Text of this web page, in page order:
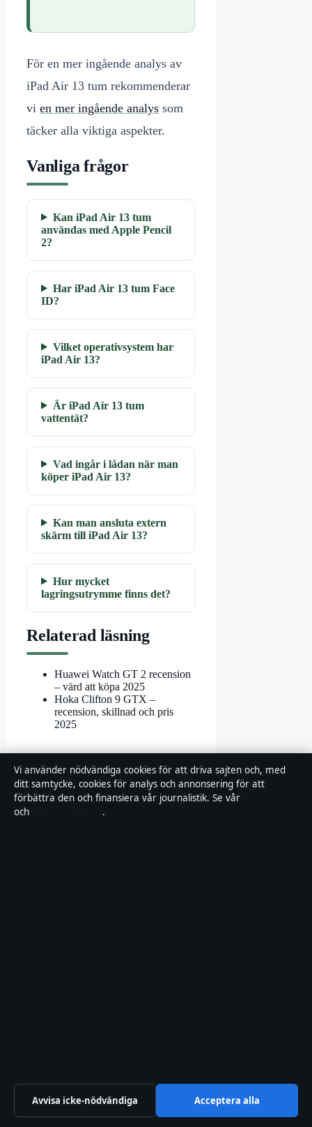
För en mer ingående analys av
iPad Air 13 tum rekommenderar
vi en mer ingående analys som
täcker alla viktiga aspekter.
Vanliga frågor
Kan iPad Air 13 tum
användas med Apple Pencil
2?
Har iPad Air 13 tum Face
ID?
Vilket operativsystem har
iPad Air 13?
Är iPad Air 13 tum
vattentät?
Vad ingår i lådan när man
köper iPad Air 13?
Kan man ansluta extern
skärm till iPad Air 13?
Hur mycket
lagringsutrymme finns det?
Relaterad läsning
Huawei Watch GT 2 recension
– värd att köpa 2025
Hoka Clifton 9 GTX –
recension, skillnad och pris
2025
Relaterade artiklar
Vi använder nödvändiga cookies för att driva sajten och, med
ditt samtycke, cookies för analys och annonsering för att
förbättra den och finansiera vår journalistik. Se vår
och
.
Avvisa icke-nödvändiga Acceptera alla